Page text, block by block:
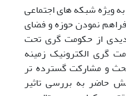
به ویژه شبکه های اجتماعی
فراهم نمودن حوزه و فضای
از حکومت گری تحت
گری الکترونیک زمینه
بحث و مشارکت گسترده تر
حاضر به بررسی تاثیر